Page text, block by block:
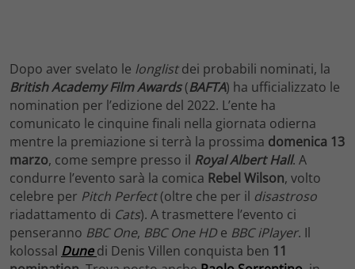
Dopo aver svelato le longlistdei probabili nominati, la
British Academy Film Awards(BAFTA) ha ufficializzato le
nomination per l’edizione del 2022. L’ente ha
comunicato le cinquine finali nella giornata odierna
mentre la premiazione si terrà la prossima domenica 13
marzo, come sempre presso il Royal Albert Hall. A
condurre l’evento sarà la comica Rebel Wilson, volto
celebre per Pitch Perfect(oltre che per il disastroso
riadattamento di Cats). A trasmettere l’evento ci
penseranno BBC One, BBC One HD e BBC iPlayer. Il
kolossal Dune di Denis Villen conquista ben 11